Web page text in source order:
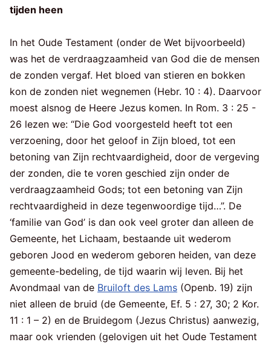
tijden heen
In het Oude Testament (onder de Wet bijvoorbeeld)
was het de verdraagzaamheid van God die de mensen
de zonden vergaf. Het bloed van stieren en bokken
kon de zonden niet wegnemen (Hebr. 10 : 4). Daarvoor
moest alsnog de Heere Jezus komen. In Rom. 3 : 25 -
26 lezen we: “Die God voorgesteld heeft tot een
verzoening, door het geloof in Zijn bloed, tot een
betoning van Zijn rechtvaardigheid, door de vergeving
der zonden, die te voren geschied zijn onder de
verdraagzaamheid Gods; tot een betoning van Zijn
rechtvaardigheid in deze tegenwoordige tijd…”. De
‘familie van God’ is dan ook veel groter dan alleen de
Gemeente, het Lichaam, bestaande uit wederom
geboren Jood en wederom geboren heiden, van deze
gemeente-bedeling, de tijd waarin wij leven. Bij het
Avondmaal van de Bruiloft des Lams (Openb. 19) zijn
niet alleen de bruid (de Gemeente, Ef. 5 : 27, 30; 2 Kor.
11 : 1 – 2) en de Bruidegom (Jezus Christus) aanwezig,
maar ook vrienden (gelovigen uit het Oude Testament